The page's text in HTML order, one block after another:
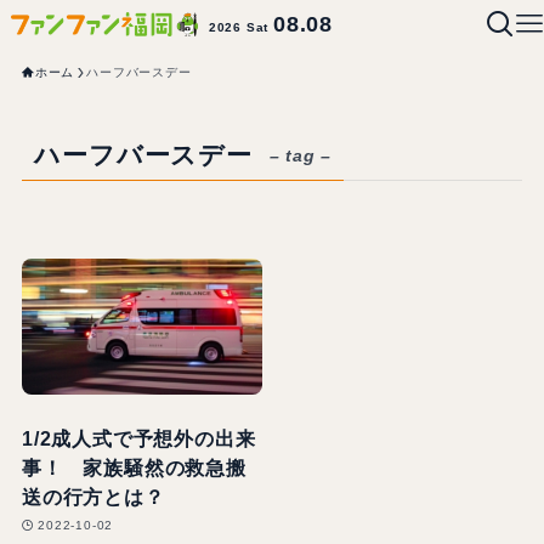
2026 Sat08.08
ホーム ハーフバースデー
ハーフバースデー – tag –
1/2成人式で予想外の出来
事！ 家族騒然の救急搬
送の行方とは？
2022-10-02